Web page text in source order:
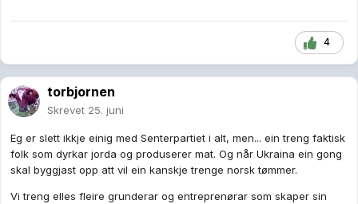
4
torbjornen
Skrevet 25. juni
Eg er slett ikkje einig med Senterpartiet i alt, men... ein treng faktisk
folk som dyrkar jorda og produserer mat. Og når Ukraina ein gong
skal byggjast opp att vil ein kanskje trenge norsk tømmer.
Vi treng elles fleire grunderar og entreprenørar som skaper sin